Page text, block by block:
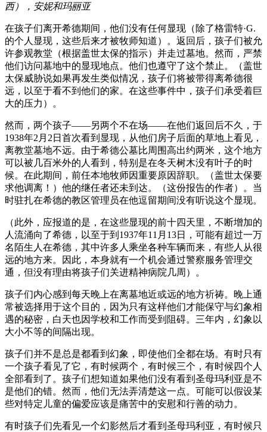
西），安妮和玛丽亚
在孩子们离开希德期间，他们没有任何显现（除了格雷特·G.
的个人显现，这些后来才被牧师知道）。返回后，孩子们被允
许参观教堂（根据盖世太保的指示）并走过墓地。然而，严禁
他们访问墓地中的显现地点。他们也遵守了这个禁止。（盖世
太保威胁说如果再发生类似情况，孩子们将被带得离希德很
远，以至于看不到他们的家。在这些事件中，孩子们承受着巨
大的压力）。
然而，两个孩子——另两个不在场——在他们返回后不久，于
1938年2月2日首次看到显现，从他们房子后面的草地上看见，
离教堂墓地不远。由于希德公墓比周围高出约两米，这个地方
可以被几百米外的人看到，特别是在冬天树木没有叶子的时
候。在此期间，前任本地牧师因重要原因辞职。（盖世太保要
求他调离！）他的继任者还未到达。（这份报告的作者）。当
时驻扎在希德的教区管理员在他逗留期间没有听说这个显现。
（此外，应报道的是，在这些显现的前十四天里，不断增加的
人流涌向了希德，以至于到1937年11月13日，可能有超过一万
名陌生人在希德，其中许多人乘坐各种车辆而来，有些人从很
远的地方来。因此，本身就有一个机会通过警察服务管理交
通，但没有理由将孩子们关进精神病院几周）。
孩子们内心感到每天晚上在离墓地近或远的地方祈祷。晚上通
常被选择用于这个目的，因为只有这样他们才能保守与幻象相
遇的秘密，白天也因学校和工作而受到阻碍。三年内，幻象以
大小不等的间隔出现。
孩子们并不是总是都看到幻象，即使他们全都在场。有时只有
一个孩子看见了它，有时候两个，有时候三个，有时候四个人
全部看到了。孩子们想知道如果他们没有看到圣母玛利亚是不
是他们的错。然而，他们无法弄清楚这一点。可能可以假设某
些对特定儿童的偏爱应该是痛苦中的安慰和行善的动力。
有时孩子们先看见一个幻影然后才看到圣母玛利亚，有时候只